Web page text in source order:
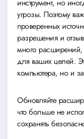
инструмент, но
угрозы. Поэтому
проверенных
разрешения и
много расширений,
для ваших целей.
компьютера, но и
Обновляйте
что больше не
сохранять